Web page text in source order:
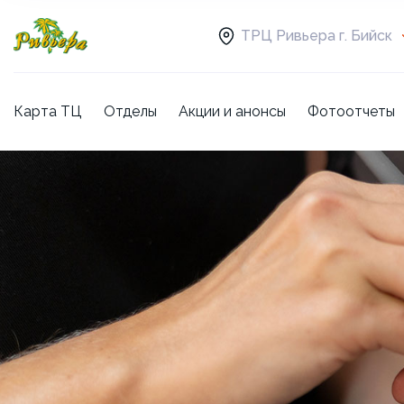
ТРЦ Ривьера г. Бийск
Карта ТЦ Отделы Акции и анонсы Фотоотчеты